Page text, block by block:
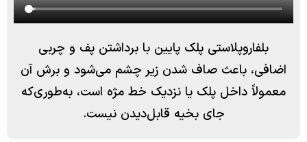
بلفاروپلاستی پلک پایین با برداشتن پف و چربی
اضافی، باعث صاف شدن زیر چشم می‌شود و برش آن
معمولاً داخل پلک یا نزدیک خط مژه است، به‌طوری‌که
جای بخیه قابل‌دیدن نیست.